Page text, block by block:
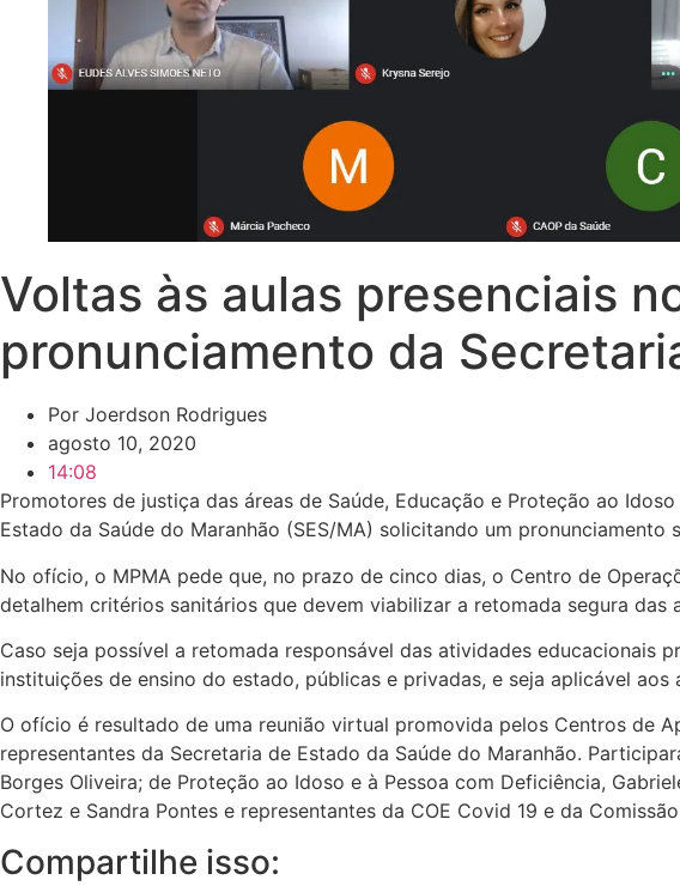
Voltas às aulas presenciais
pronunciamento da
Por Joerdson Rodrigues
agosto 10, 2020
14:08
Promotores de justiça das áreas de Saúde, Educação e Proteção ao
Estado da Saúde do Maranhão (SES/MA) solicitando um pronunciamento
No ofício, o MPMA pede que, no prazo de cinco dias, o Centro de
detalhem critérios sanitários que devem viabilizar a retomada segura
Caso seja possível a retomada responsável das atividades
instituições de ensino do estado, públicas e privadas, e seja aplicável aos
O ofício é resultado de uma reunião virtual promovida pelos Centros de
representantes da Secretaria de Estado da Saúde do Maranhão.
Borges Oliveira; de Proteção ao Idoso e à Pessoa com Deficiência,
Cortez e Sandra Pontes e representantes da COE Covid 19 e da
Compartilhe isso: